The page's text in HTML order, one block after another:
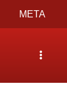
Toggle
navigation
META
Toggle